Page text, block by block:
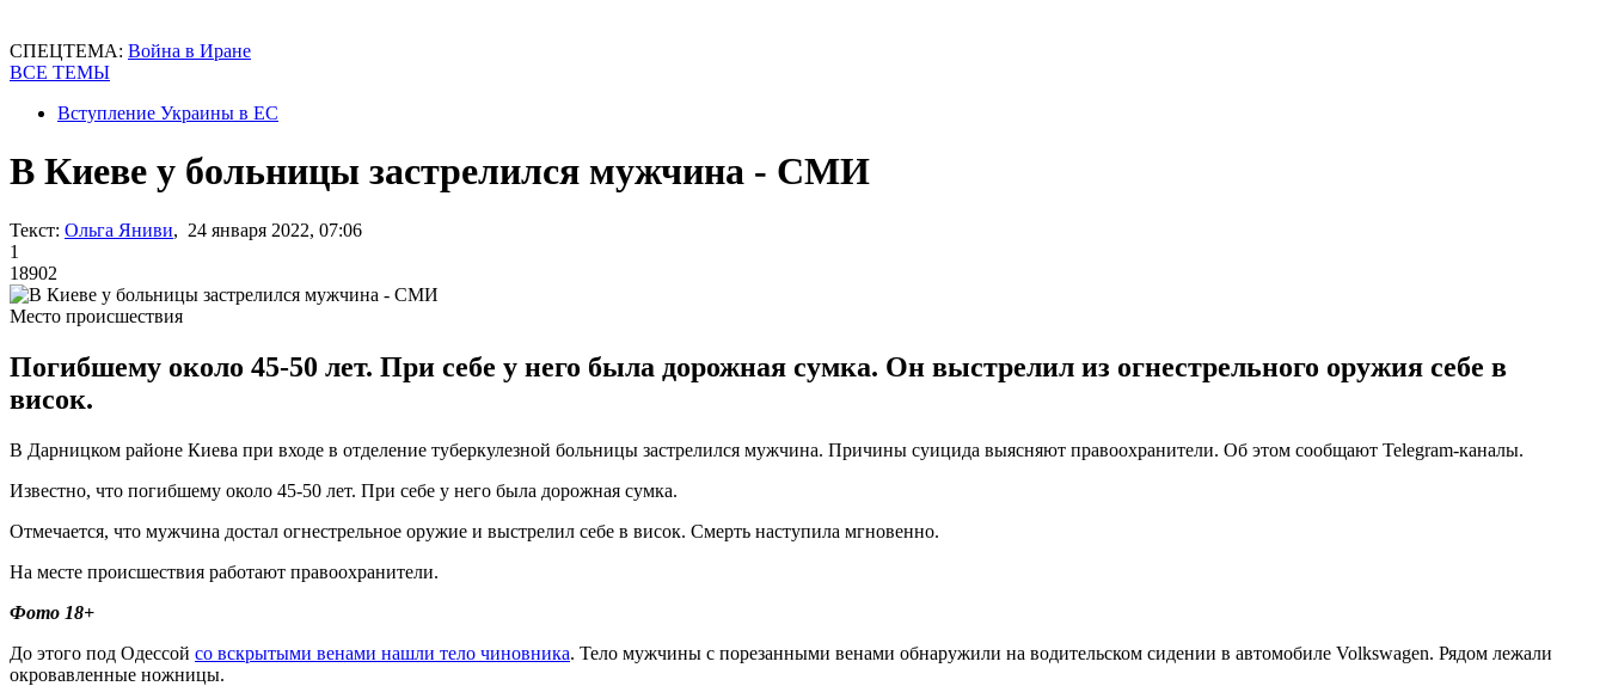
СПЕЦТЕМА: Война в Иране
ВСЕ ТЕМЫ
Вступление Украины в ЕС
В Киеве у больницы застрелился мужчина - СМИ
Текст: Ольга Яниви, 24 января 2022, 07:06
1
18902
Место происшествия
Погибшему около 45-50 лет. При себе у него была дорожная сумка. Он выстрелил из огнестрельного оружия себе в
висок.
В Дарницком районе Киева при входе в отделение туберкулезной больницы застрелился мужчина. Причины суицида выясняют правоохранители. Об этом сообщают Telegram-каналы.
Известно, что погибшему около 45-50 лет. При себе у него была дорожная сумка.
Отмечается, что мужчина достал огнестрельное оружие и выстрелил себе в висок. Смерть наступила мгновенно.
На месте происшествия работают правоохранители.
Фото 18+
До этого под Одессой со вскрытыми венами нашли тело чиновника. Тело мужчины с порезанными венами обнаружили на водительском сидении в автомобиле Volkswagen. Рядом лежали
окровавленные ножницы.